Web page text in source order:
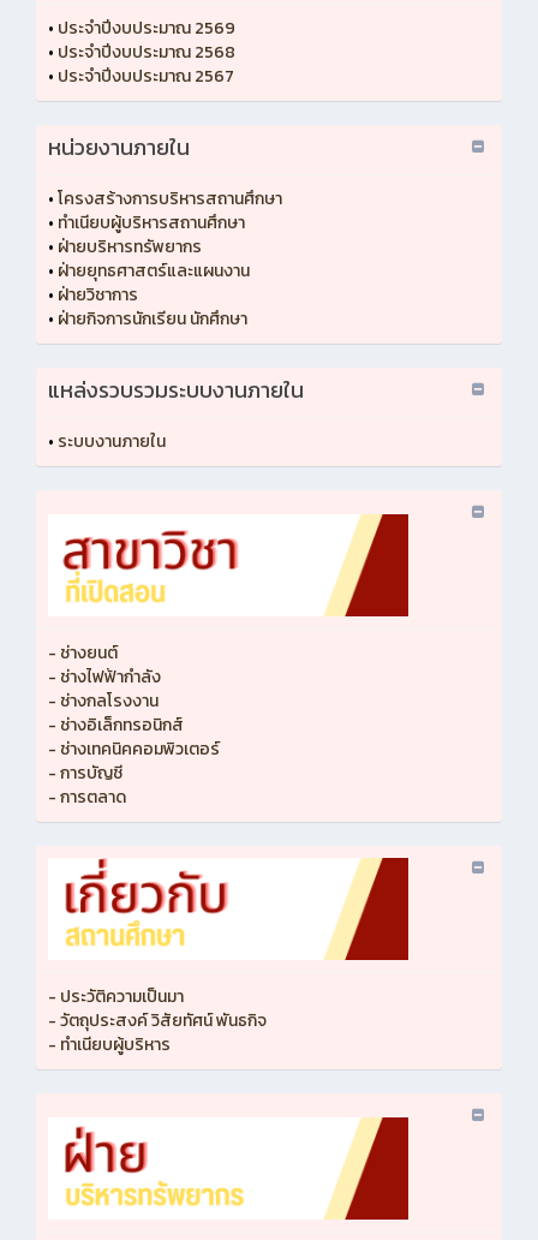
• ประจำปีงบประมาณ 2569
• ประจำปีงบประมาณ 2568
• ประจำปีงบประมาณ 2567
หน่วยงานภายใน
•โครงสร้างการบริหารสถานศึกษา
• ทำเนียบผู้บริหารสถานศึกษา
• ฝ่ายบริหารทรัพยากร
• ฝ่ายยุทธศาสตร์และแผนงาน
• ฝ่ายวิชาการ
• ฝ่ายกิจการนักเรียน นักศึกษา
แหล่งรวบรวมระบบงานภายใน
• ระบบงานภายใน
- ช่างยนต์
- ช่างไฟฟ้ากำลัง
- ช่างกลโรงงาน
- ช่างอิเล็กทรอนิกส์
- ช่างเทคนิคคอมพิวเตอร์
- การบัญชี
- การตลาด
- ประวัติความเป็นมา
- วัตถุประสงค์ วิสัยทัศน์ พันธกิจ
- ทำเนียบผู้บริหาร